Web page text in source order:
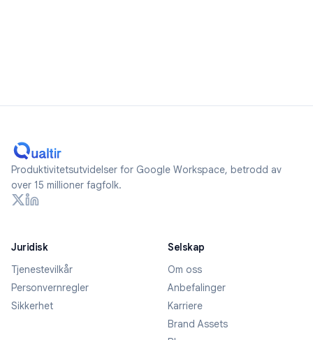
Produktivitetsutvidelser for Google Workspace, betrodd av
over 15 millioner fagfolk.
Juridisk
Tjenestevilkår
Personvernregler
Sikkerhet
Selskap
Om oss
Anbefalinger
Karriere
Brand Assets